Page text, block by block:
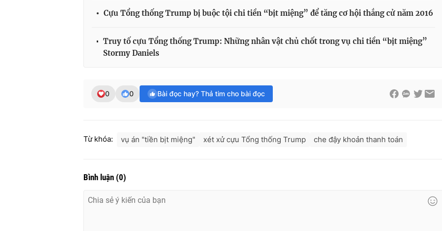
Cựu Tổng thống Trump bị buộc tội chi tiền “bịt miệng” để tăng cơ hội thắng cử năm 2016
Truy tố cựu Tổng thống Trump: Những nhân vật chủ chốt trong vụ chi tiền “bịt miệng”
Stormy Daniels
0 0 Bài đọc hay? Thả tim cho bài đọc
Từ khóa: vụ án "tiền bịt miệng" xét xử cựu Tổng thống Trump che đậy khoản thanh toán
Bình luận (0)